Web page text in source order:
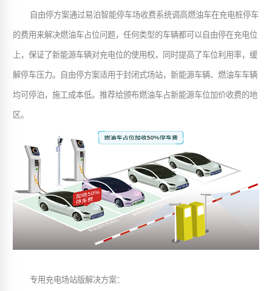
自由停方案通过易泊智能停车场收费系统调高燃油车在充电桩停车
的费用来解决燃油车占位问题，任何类型的车辆都可以自由停在充电位
上，保证了新能源车辆对充电位的使用权，同时提高了车位利用率，缓
解停车压力。自由停方案适用于封闭式场站，新能源车辆、燃油车车辆
均可停泊，施工成本低。推荐给颁布燃油车占新能源车位加价收费的地
区。
专用充电场站版解决方案：